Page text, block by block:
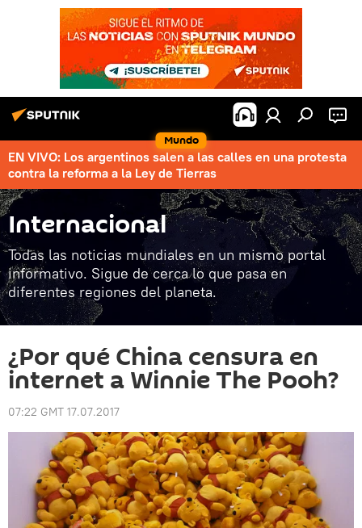
Mundo
EN VIVO: Los argentinos salen a las calles en una protesta
contra la reforma a la Ley de Tierras
Internacional
Todas las noticias mundiales en un mismo portal
informativo. Sigue de cerca lo que pasa en
diferentes regiones del planeta.
¿Por qué China censura en
internet a Winnie The Pooh?
07:22 GMT 17.07.2017